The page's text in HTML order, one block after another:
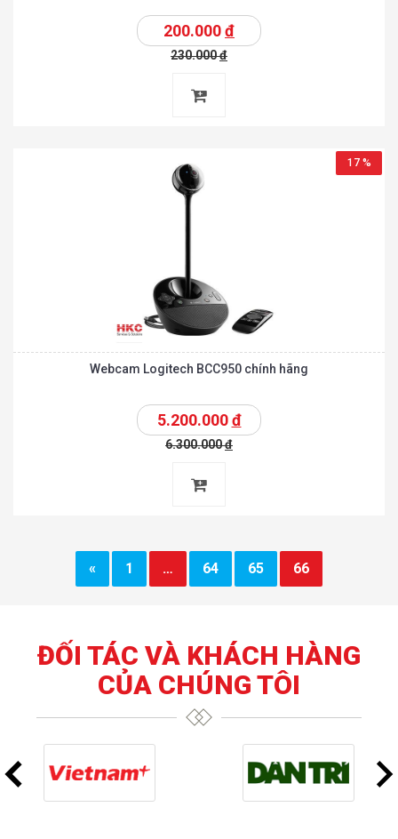
200.000đ
230.000đ
17 %
Webcam Logitech BCC950 chính hãng
5.200.000đ
6.300.000đ
« 1 … 64 65 66
ĐỐI TÁC VÀ KHÁCH HÀNG
CỦA CHÚNG TÔI